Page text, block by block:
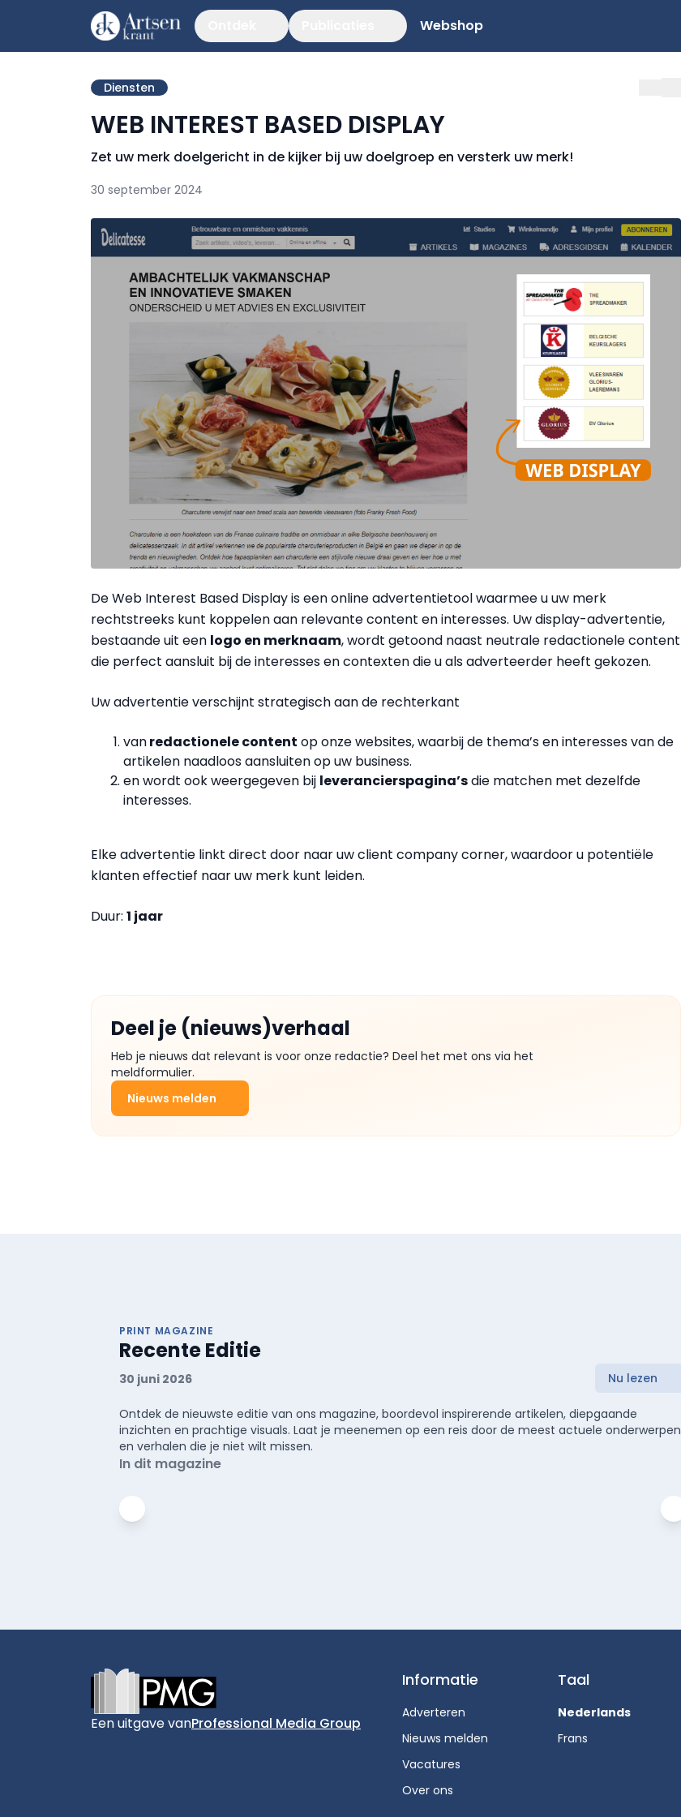
Webshop
Diensten
WEB INTEREST BASED DISPLAY
Zet uw merk doelgericht in de kijker bij uw doelgroep en versterk uw merk!
30 september 2024
De Web Interest Based Display is een online advertentietool waarmee u uw merk
rechtstreeks kunt koppelen aan relevante content en interesses. Uw display-advertentie,
bestaande uit een logo en merknaam, wordt getoond naast neutrale redactionele content
die perfect aansluit bij de interesses en contexten die u als adverteerder heeft gekozen.
Uw advertentie verschijnt strategisch aan de rechterkant
vanredactionele content op onze websites, waarbij de thema’s en interesses van de
artikelen naadloos aansluiten op uw business.
en wordt ook weergegeven bij leverancierspagina’sdie matchen met dezelfde
interesses.
Elke advertentie linkt direct door naar uw client company corner, waardoor u potentiële
klanten effectief naar uw merk kunt leiden.
Duur: 1 jaar
Deel je (nieuws)verhaal
Heb je nieuws dat relevant is voor onze redactie? Deel het met ons via het
meldformulier.
Nieuws melden
PRINT MAGAZINE
Recente Editie
30 juni 2026 Nu lezen
Ontdek de nieuwste editie van ons magazine, boordevol inspirerende artikelen, diepgaande
inzichten en prachtige visuals. Laat je meenemen op een reis door de meest actuele onderwerpen
en verhalen die je niet wilt missen.
In dit magazine
Een uitgave vanProfessional Media Group
Informatie
Adverteren
Nieuws melden
Vacatures
Over ons
Taal
Nederlands
Frans